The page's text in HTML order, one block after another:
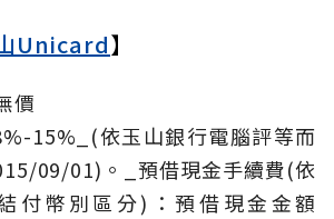
Unicard】
價
15%_(依玉山銀行電腦評等而
09/01)。_預借現金手續費(依
付幣別區分)：預借現金金額